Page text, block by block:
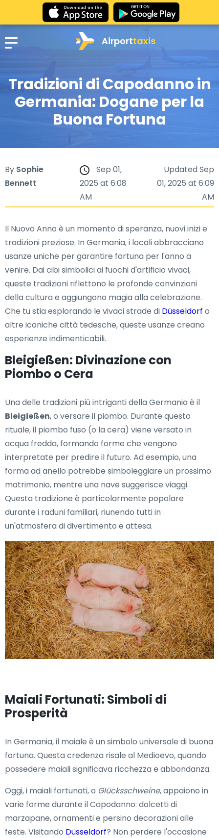
Airporttaxis
Tradizioni di Capodanno in
Germania: Dogane per la
Buona Fortuna
By Sophie
Bennett
Sep 01,
2025 at 6:08
AM
Updated Sep
01, 2025 at 6:09
AM
Il Nuovo Anno è un momento di speranza, nuovi inizi e
tradizioni preziose. In Germania, i locali abbracciano
usanze uniche per garantire fortuna per l'anno a
venire. Dai cibi simbolici ai fuochi d'artificio vivaci,
queste tradizioni riflettono le profonde convinzioni
della cultura e aggiungono magia alla celebrazione.
Che tu stia esplorando le vivaci strade di Düsseldorf o
altre iconiche città tedesche, queste usanze creano
esperienze indimenticabili.
Bleigießen: Divinazione con
Piombo o Cera
Una delle tradizioni più intriganti della Germania è il
Bleigießen, o versare il piombo. Durante questo
rituale, il piombo fuso (o la cera) viene versato in
acqua fredda, formando forme che vengono
interpretate per predire il futuro. Ad esempio, una
forma ad anello potrebbe simboleggiare un prossimo
matrimonio, mentre una nave suggerisce viaggi.
Questa tradizione è particolarmente popolare
durante i raduni familiari, riunendo tutti in
un'atmosfera di divertimento e attesa.
Maiali Fortunati: Simboli di
Prosperità
In Germania, il maiale è un simbolo universale di buona
fortuna. Questa credenza risale al Medioevo, quando
possedere maiali significava ricchezza e abbondanza.
Oggi, i maiali fortunati, o Glücksschweine, appaiono in
varie forme durante il Capodanno: dolcetti di
marzapane, ornamenti e persino decorazioni alle
feste. Visitando Düsseldorf? Non perdere l'occasione